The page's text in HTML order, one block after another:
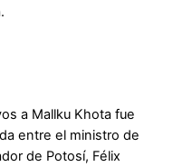
a Mallku Khota fue
entre el ministro de
de Potosí, Félix